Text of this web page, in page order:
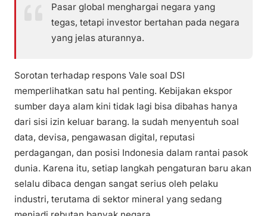
Pasar global menghargai negara yang
tegas, tetapi investor bertahan pada negara
yang jelas aturannya.
Sorotan terhadap respons Vale soal DSI
memperlihatkan satu hal penting. Kebijakan ekspor
sumber daya alam kini tidak lagi bisa dibahas hanya
dari sisi izin keluar barang. Ia sudah menyentuh soal
data, devisa, pengawasan digital, reputasi
perdagangan, dan posisi Indonesia dalam rantai pasok
dunia. Karena itu, setiap langkah pengaturan baru akan
selalu dibaca dengan sangat serius oleh pelaku
industri, terutama di sektor mineral yang sedang